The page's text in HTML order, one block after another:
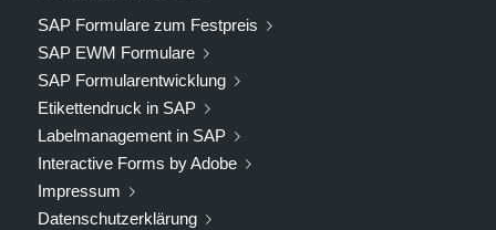
SAP Formulare zum Festpreis
SAP EWM Formulare
SAP Formularentwicklung
Etikettendruck in SAP
Labelmanagement in SAP
Interactive Forms by Adobe
Impressum
Datenschutzerklärung